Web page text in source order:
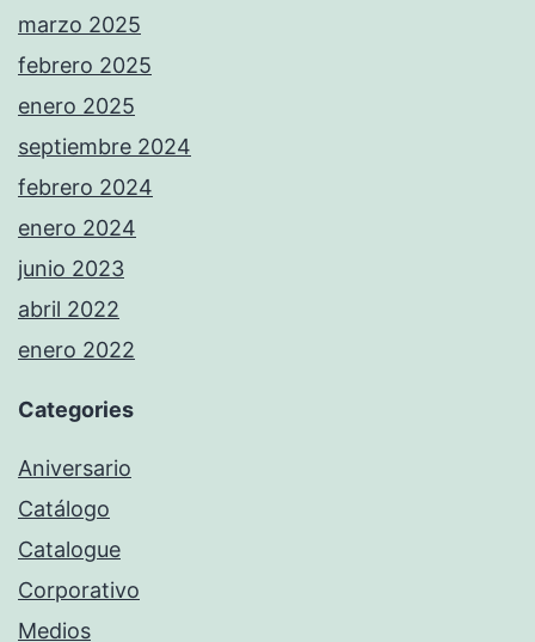
marzo 2025
febrero 2025
enero 2025
septiembre 2024
febrero 2024
enero 2024
junio 2023
abril 2022
enero 2022
Categories
Aniversario
Catálogo
Catalogue
Corporativo
Medios